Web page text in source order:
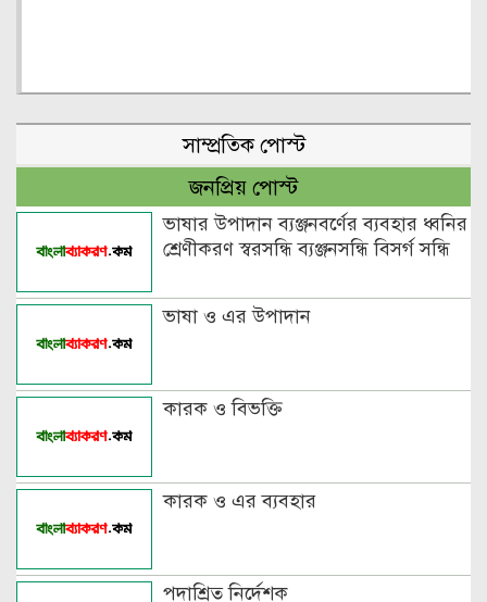
সাম্প্রতিক পোস্ট
জনপ্রিয় পোস্ট
ভাষার উপাদান ব্যঞ্জনবর্ণের ব্যবহার ধ্বনির
শ্রেণীকরণ স্বরসন্ধি ব্যঞ্জনসন্ধি বিসর্গ সন্ধি
ভাষা ও এর উপাদান
কারক ও বিভক্তি
কারক ও এর ব্যবহার
পদাশ্রিত নির্দেশক